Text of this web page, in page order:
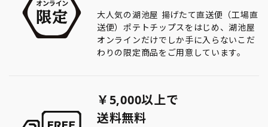
大人気の湖池屋 揚げたて直送便（工場直
送便）ポテトチップスをはじめ、湖池屋
オンラインだけでしか手に入らないこだ
わりの限定商品をご用意しています。
￥5,000以上で
送料無料